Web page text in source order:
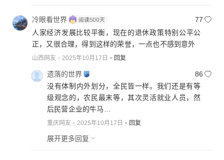
冷眼看世界
77
人家经济发展比较平衡，现在的退休政策特别公平公
正，又很合理，得到这样的荣誉，一点也不感到意外
山西网友 2025年10月17日 回复
遗落的世界
86
没有体制内外划分，全民皆一样。我们还是有等
级观念的，农民最末等，其次灵活就业人员，然
后民营企业的牛马…
重庆网友 2025年10月17日 回复
展开更多回复